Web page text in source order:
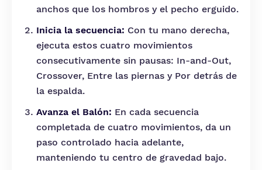
anchos que los hombros y el pecho erguido.
Inicia la secuencia: Con tu mano derecha,
ejecuta estos cuatro movimientos
consecutivamente sin pausas: In-and-Out,
Crossover, Entre las piernas y Por detrás de
la espalda.
Avanza el Balón: En cada secuencia
completada de cuatro movimientos, da un
paso controlado hacia adelante,
manteniendo tu centro de gravedad bajo.